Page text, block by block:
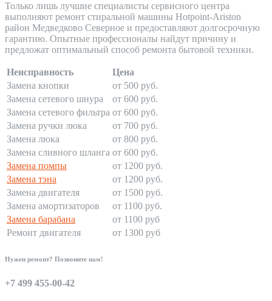
Только лишь лучшие специалисты сервисного центра
выполняют ремонт стиральной машины Hotpoint-Ariston
район Медведково Северное и предоставляют долгосрочную
гарантию. Опытные профессионалы найдут причину и
предложат оптимальный способ ремонта бытовой техники.
Неисправность
Цена
Замена кнопки
от 500 руб.
Замена сетевого шнура
от 600 руб.
Замена сетевого фильтра от 600 руб.
Замена ручки люка
от 700 руб.
Замена люка
от 800 руб.
Замена сливного шланга от 600 руб.
Замена помпы
от 1200 руб.
Замена тэна
от 1200 руб.
Замена двигателя
от 1500 руб.
Замена амортизаторов
от 1100 руб.
Замена барабана
от 1100 руб
Ремонт двигателя
от 1300 руб
Нужен ремонт? Позвоните нам!
+7 499 455-00-42